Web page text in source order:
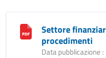
Settore
procedimenti
Data pubblicazione